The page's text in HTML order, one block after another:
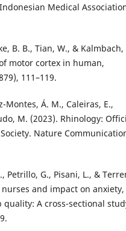
Medical
B. B., Tian, W., & Kalmbach,
motor cortex in human,
111–119.
Montes, Á. M., Caleiras, E.,
M. (2023). Rhinology:
Nature
Petrillo, G., Pisani, L., &
and impact on anxiety,
A cross-sectional